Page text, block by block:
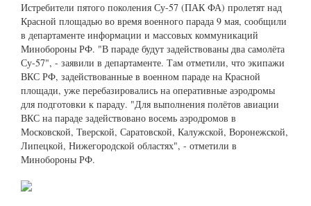
Истребители пятого поколения Су-57 (ПАК ФА) пролетят над
Красной площадью во время военного парада 9 мая, сообщили
в департаменте информации и массовых коммуникаций
Минобороны РФ. "В параде будут задействованы два самолёта
Су-57", - заявили в департаменте. Там отметили, что экипажи
ВКС РФ, задействованные в военном параде на Красной
площади, уже перебазировались на оперативные аэродромы
для подготовки к параду. "Для выполнения полётов авиации
ВКС на параде задействовано восемь аэродромов в
Московской, Тверской, Саратовской, Калужской, Воронежской,
Липецкой, Нижегородской областях", - отметили в
Минобороны РФ.